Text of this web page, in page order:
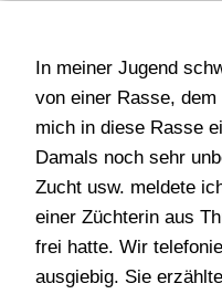
In meiner Jugend
von einer Rasse,
mich in diese Rasse
Damals noch sehr
Zucht usw. meldete
einer Züchterin aus
frei hatte. Wir
ausgiebig. Sie